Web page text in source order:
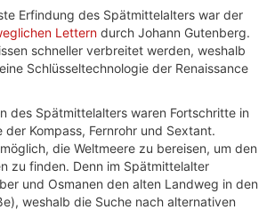
Erfindung des Spätmittelalters war der
Lettern durch Johann Gutenberg.
schneller verbreitet werden, weshalb
Schlüsseltechnologie der Renaissance
des Spätmittelalters waren Fortschritte in
Kompass, Fernrohr und Sextant.
die Weltmeere zu bereisen, um den
zu finden. Denn im Spätmittelalter
und Osmanen den alten Landweg in den
weshalb die Suche nach alternativen